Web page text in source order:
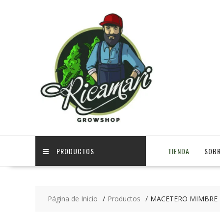
PRODUCTOS TIENDA
Página de Inicio Productos MACETERO MIMBRE